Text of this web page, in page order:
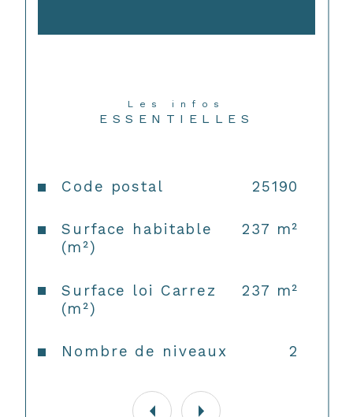
Les infos
ESSENTIELLES
Caractéristiques Valeurs
Code postal 25190
Surface habitable
(m²)
237 m²
Surface loi Carrez
(m²)
237 m²
Nombre de niveaux 2
INVESTISSEURS ! Les risques
Géorisques.